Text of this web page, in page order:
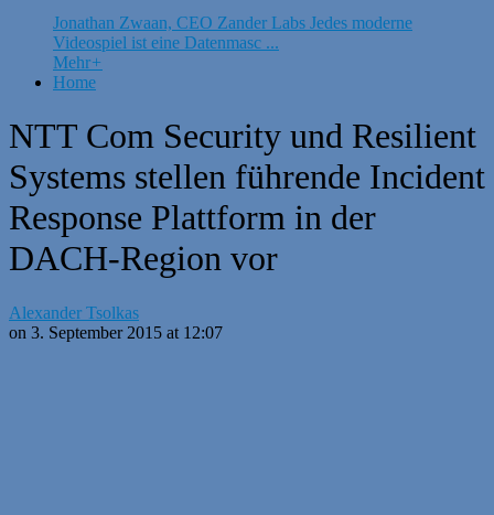
Jonathan Zwaan, CEO Zander Labs Jedes moderne
Videospiel ist eine Datenmasc ...
Mehr+
Home
NTT Com Security und Resilient
Systems stellen führende Incident
Response Plattform in der
DACH-Region vor
Alexander Tsolkas
on 3. September 2015 at 12:07